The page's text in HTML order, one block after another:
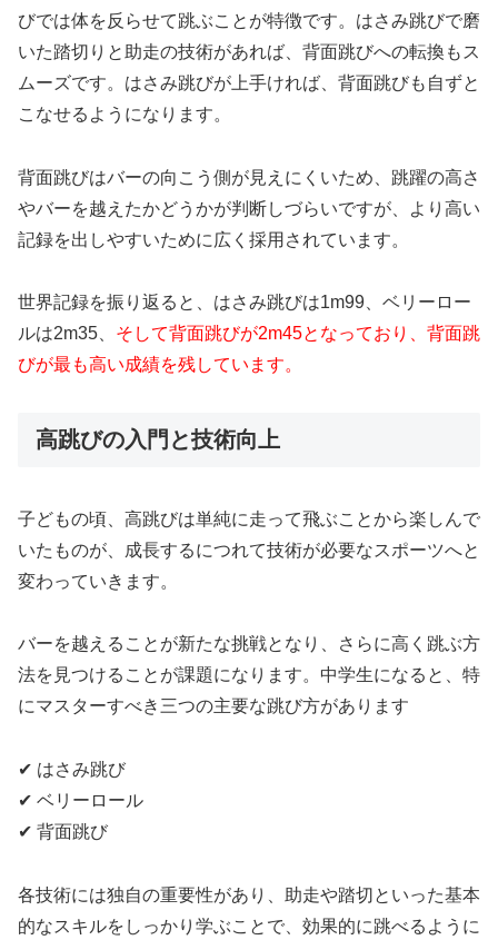
びでは体を反らせて跳ぶことが特徴です。はさみ跳びで磨
いた踏切りと助走の技術があれば、背面跳びへの転換もス
ムーズです。はさみ跳びが上手ければ、背面跳びも自ずと
こなせるようになります。
背面跳びはバーの向こう側が見えにくいため、跳躍の高さ
やバーを越えたかどうかが判断しづらいですが、より高い
記録を出しやすいために広く採用されています。
世界記録を振り返ると、はさみ跳びは1m99、ベリーロー
ルは2m35、 そして背面跳びが2m45となっており、背面跳
びが最も高い成績を残しています。
高跳びの入門と技術向上
子どもの頃、高跳びは単純に走って飛ぶことから楽しんで
いたものが、成長するにつれて技術が必要なスポーツへと
変わっていきます。
バーを越えることが新たな挑戦となり、さらに高く跳ぶ方
法を見つけることが課題になります。中学生になると、特
にマスターすべき三つの主要な跳び方があります
✔ はさみ跳び
✔ ベリーロール
✔ 背面跳び
各技術には独自の重要性があり、助走や踏切といった基本
的なスキルをしっかり学ぶことで、効果的に跳べるように